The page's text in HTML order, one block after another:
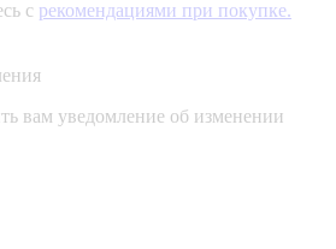
с рекомендациями при покупке.
вам уведомление об изменении